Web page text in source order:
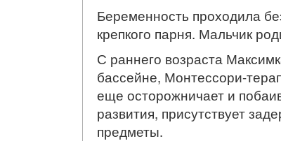
Беременность проходила
крепкого парня. Мальчик
С раннего возраста
бассейне, Монтессори-
еще осторожничает и
развития, присутствует
предметы.